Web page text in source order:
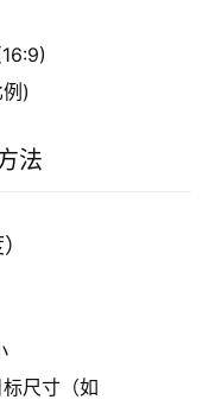
)
法
尺寸（如